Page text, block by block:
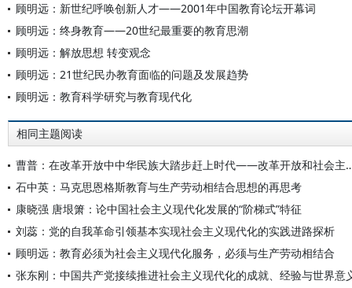
顾明远：新世纪呼唤创新人才——2001年中国教育论坛开幕词
顾明远：终身教育——20世纪最重要的教育思潮
顾明远：解放思想 转变观念
顾明远：21世纪民办教育面临的问题及发展趋势
顾明远：教育科学研究与教育现代化
相同主题阅读
曹普：在改革开放中中华民族大踏步
石中英：马克思恩格斯教育与生产劳动相结合思想的再思考
康晓强 唐垠箫：论中国社会主义现代化发展的“阶梯式”特征
刘蕊：党的自我革命引领基本实现社会主义现代化的实践进路探析
顾明远：教育必须为社会主义现代化服务，必须与生产劳动相结合
张东刚：中国共产党接续推进社会主义现代化的成就、经验与世界意